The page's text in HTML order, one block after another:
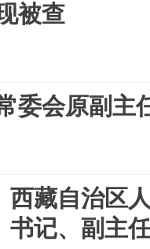
被查
委会原副主
西藏自治区
书记、副主